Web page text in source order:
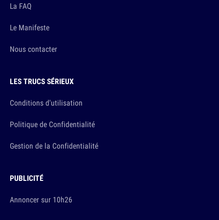
La FAQ
Le Manifeste
Nous contacter
LES TRUCS SÉRIEUX
Conditions d'utilisation
Politique de Confidentialité
Gestion de la Confidentialité
PUBLICITÉ
Annoncer sur 10h26